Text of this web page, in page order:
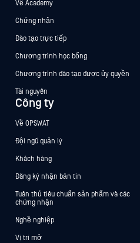
Về Academy
Chứng nhận
Đào tạo trực tiếp
Chương trình học bổng
Chương trình đào tạo được ủy quyền
Tài nguyên
Công ty
Về OPSWAT
Đội ngũ quản lý
Khách hàng
Đăng ký nhận bản tin
Tuân thủ tiêu chuẩn sản phẩm và các
chứng nhận
Nghề nghiệp
Vị trí mở